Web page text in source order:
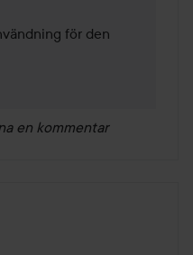
för den
en kommentar
år